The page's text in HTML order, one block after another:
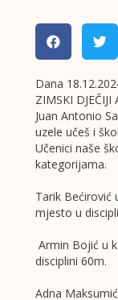
Dana
ZIMSKI
Juan Antonio
uzele učeš i
Učenici naše
kategorijama.
Tarik Bećirović
mjesto u
Armin Bojić u
disciplini 60m.
Adna